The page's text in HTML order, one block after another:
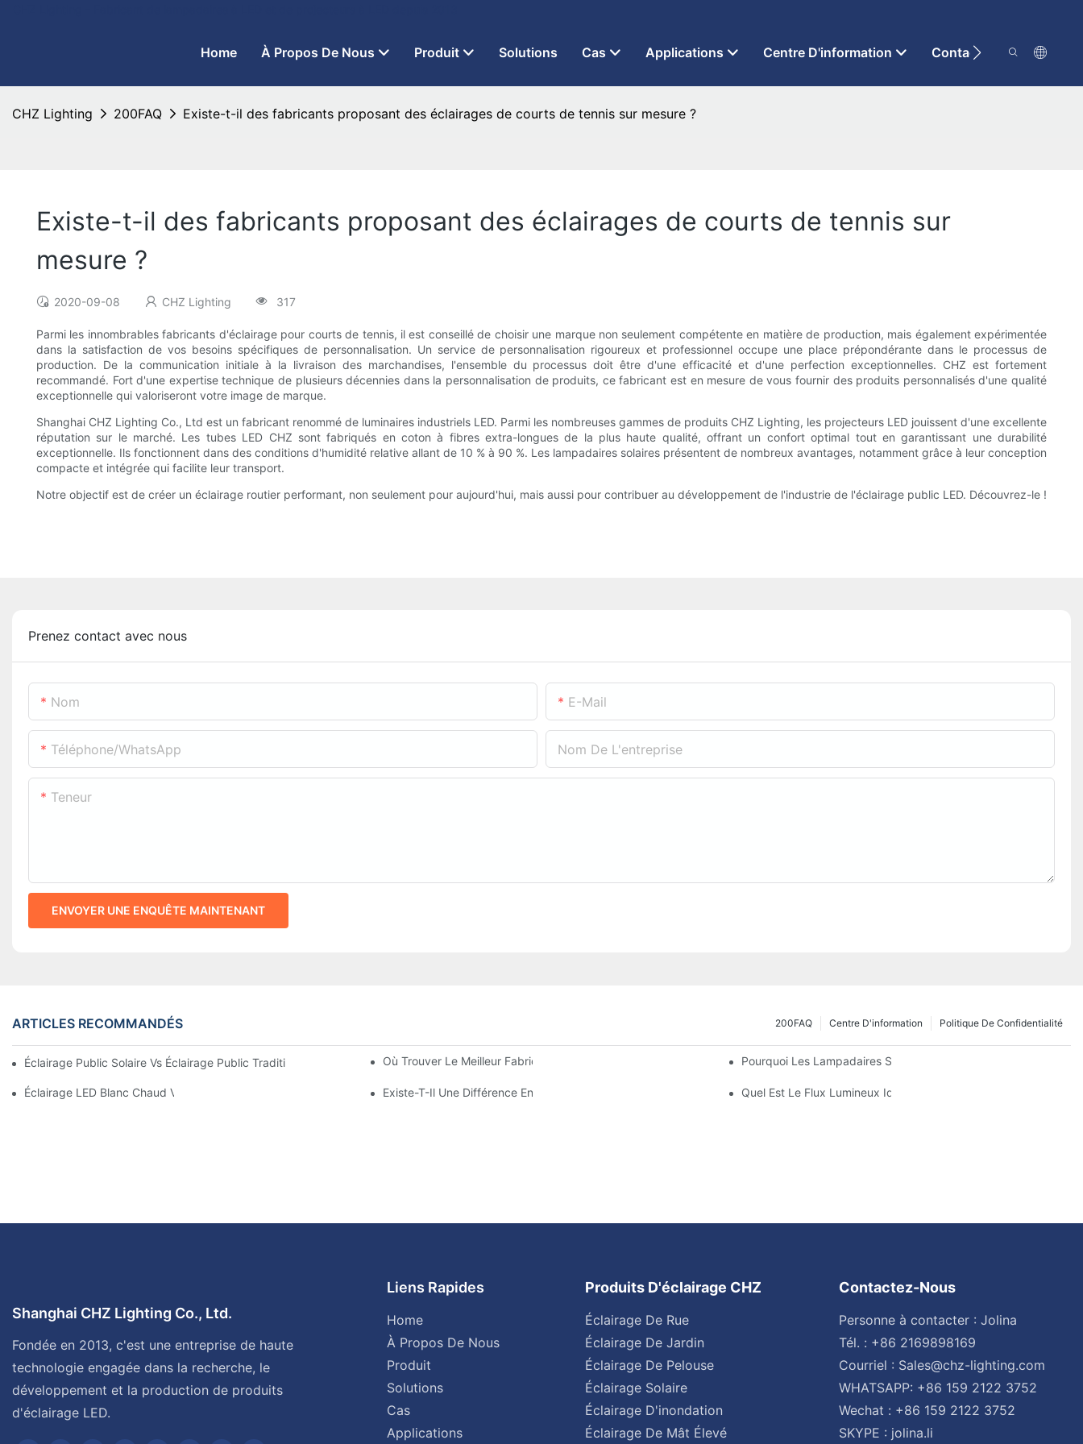
Home À Propos De Nous Produit Solutions Cas Applications Centre D'information Contactez-Nous
CHZ Lighting 200FAQ Existe-t-il des fabricants proposant des éclairages de courts de tennis sur mesure ?
Existe-t-il des fabricants proposant des éclairages de courts de tennis sur
mesure ?
2020-09-08 CHZ Lighting 317
Parmi les innombrables fabricants d'éclairage pour courts de tennis, il est conseillé de choisir une marque non seulement compétente en matière de production, mais également expérimentée
dans la satisfaction de vos besoins spécifiques de personnalisation. Un service de personnalisation rigoureux et professionnel occupe une place prépondérante dans le processus de
production. De la communication initiale à la livraison des marchandises, l'ensemble du processus doit être d'une efficacité et d'une perfection exceptionnelles. CHZ est fortement
recommandé. Fort d'une expertise technique de plusieurs décennies dans la personnalisation de produits, ce fabricant est en mesure de vous fournir des produits personnalisés d'une qualité
exceptionnelle qui valoriseront votre image de marque.
Shanghai CHZ Lighting Co., Ltd est un fabricant renommé de luminaires industriels LED. Parmi les nombreuses gammes de produits CHZ Lighting, les projecteurs LED jouissent d'une excellente
réputation sur le marché. Les tubes LED CHZ sont fabriqués en coton à fibres extra-longues de la plus haute qualité, offrant un confort optimal tout en garantissant une durabilité
exceptionnelle. Ils fonctionnent dans des conditions d'humidité relative allant de 10 % à 90 %. Les lampadaires solaires présentent de nombreux avantages, notamment grâce à leur conception
compacte et intégrée qui facilite leur transport.
Notre objectif est de créer un éclairage routier performant, non seulement pour aujourd'hui, mais aussi pour contribuer au développement de l'industrie de l'éclairage public LED. Découvrez-le !
Prenez contact avec nous
Nom E-Mail
Téléphone/WhatsApp Nom De L'entreprise
Teneur
ENVOYER UNE ENQUÊTE MAINTENANT
ARTICLES RECOMMANDÉS Politique De Confidentialité
Centre D'information
200FAQ
Éclairage Public Solaire Vs Éclairage Public Traditionnel : Coût, Retour Sur Investissement Et Efficacité
Où Trouver Le Meilleur Fabricant De Lampadaires Solaires ? Pourquoi Les Lampadaires Solaires Deviennent-Ils Populaires ?
Éclairage LED Blanc Chaud Vs Blanc Doux Existe-T-Il Une Différence Entre L'éclairage D'une Aire De Stationnement Et L'éclairage D'un Parking ?
Quel Est Le Flux Lumineux Idéal Pour Un Parking Commercial
Shanghai CHZ Lighting Co., Ltd.
Fondée en 2013, c'est une entreprise de haute
technologie engagée dans la recherche, le
développement et la production de produits
d'éclairage LED.
Liens Rapides
Home
À Propos De Nous
Produit
Solutions
Cas
Applications
Produits D'éclairage CHZ
Éclairage De Rue
Éclairage De Jardin
Éclairage De Pelouse
Éclairage Solaire
Éclairage D'inondation
Éclairage De Mât Élevé
Contactez-Nous
Personne à contacter : Jolina
Tél. : +86 2169898169
Courriel : Sales@chz-lighting.com
WHATSAPP: +86 159 2122 3752
Wechat : +86 159 2122 3752
SKYPE : jolina.li